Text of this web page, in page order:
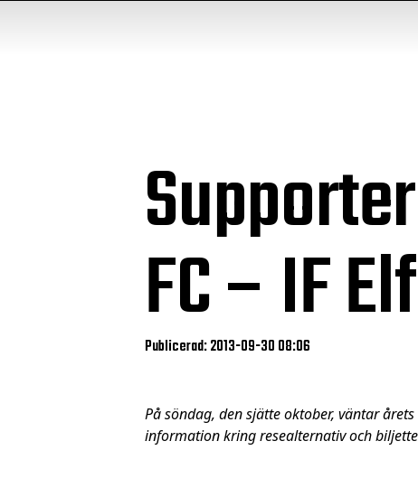
FC – IF
Publicerad: 2013-09-30 08:06
På söndag, den sjätte oktober, väntar
information kring resealternativ och